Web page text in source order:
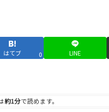
はてブ 0 LINE
約1分で読めます。